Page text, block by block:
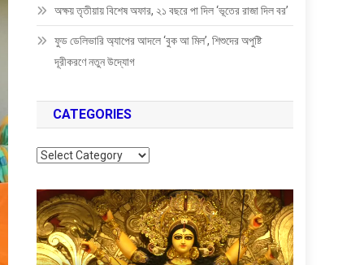
অক্ষয় তৃতীয়ায় বিশেষ অফার, ২১ বছরে পা দিল ‘ভূতের রাজা দিল বর’
ফুড ডেলিভারি অ্যাপের আদলে ‘বুক আ মিল’, শিশুদের অপুষ্টি
দূরীকরণে নতুন উদ্যোগ
CATEGORIES
Categories